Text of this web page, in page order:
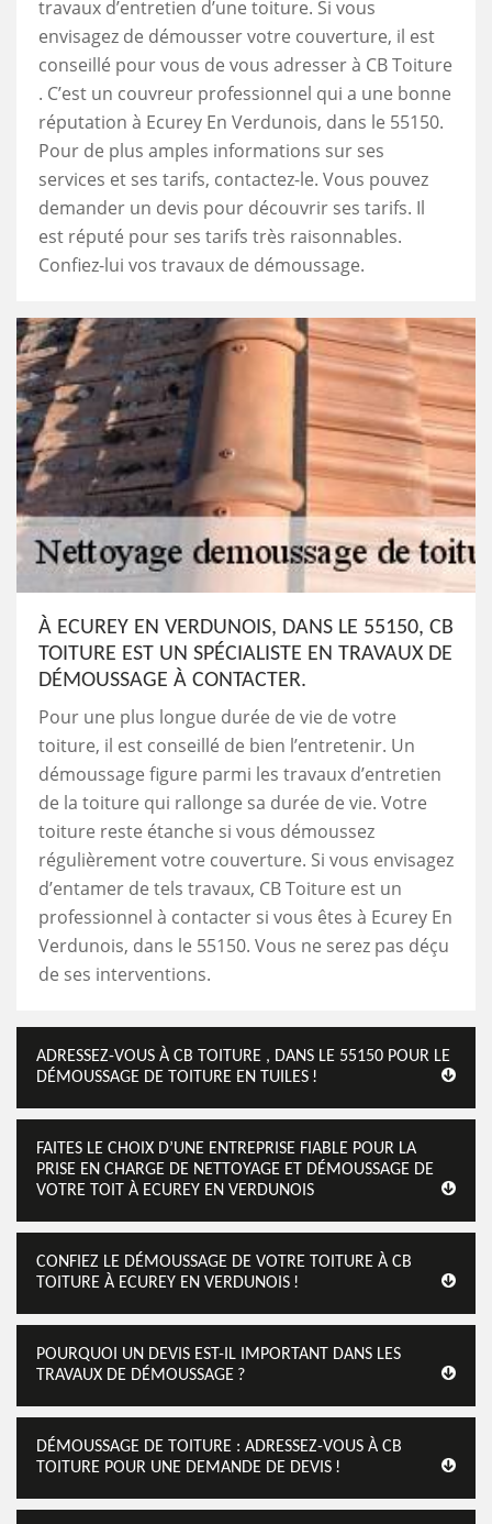
travaux d’entretien d’une toiture. Si vous
envisagez de démousser votre couverture, il est
conseillé pour vous de vous adresser à CB Toiture
. C’est un couvreur professionnel qui a une bonne
réputation à Ecurey En Verdunois, dans le 55150.
Pour de plus amples informations sur ses
services et ses tarifs, contactez-le. Vous pouvez
demander un devis pour découvrir ses tarifs. Il
est réputé pour ses tarifs très raisonnables.
Confiez-lui vos travaux de démoussage.
À ECUREY EN VERDUNOIS, DANS LE 55150, CB
TOITURE EST UN SPÉCIALISTE EN TRAVAUX DE
DÉMOUSSAGE À CONTACTER.
Pour une plus longue durée de vie de votre
toiture, il est conseillé de bien l’entretenir. Un
démoussage figure parmi les travaux d’entretien
de la toiture qui rallonge sa durée de vie. Votre
toiture reste étanche si vous démoussez
régulièrement votre couverture. Si vous envisagez
d’entamer de tels travaux, CB Toiture est un
professionnel à contacter si vous êtes à Ecurey En
Verdunois, dans le 55150. Vous ne serez pas déçu
de ses interventions.
ADRESSEZ-VOUS À CB TOITURE , DANS LE 55150 POUR LE
DÉMOUSSAGE DE TOITURE EN TUILES !
FAITES LE CHOIX D’UNE ENTREPRISE FIABLE POUR LA
PRISE EN CHARGE DE NETTOYAGE ET DÉMOUSSAGE DE
VOTRE TOIT À ECUREY EN VERDUNOIS
CONFIEZ LE DÉMOUSSAGE DE VOTRE TOITURE À CB
TOITURE À ECUREY EN VERDUNOIS !
POURQUOI UN DEVIS EST-IL IMPORTANT DANS LES
TRAVAUX DE DÉMOUSSAGE ?
DÉMOUSSAGE DE TOITURE : ADRESSEZ-VOUS À CB
TOITURE POUR UNE DEMANDE DE DEVIS !